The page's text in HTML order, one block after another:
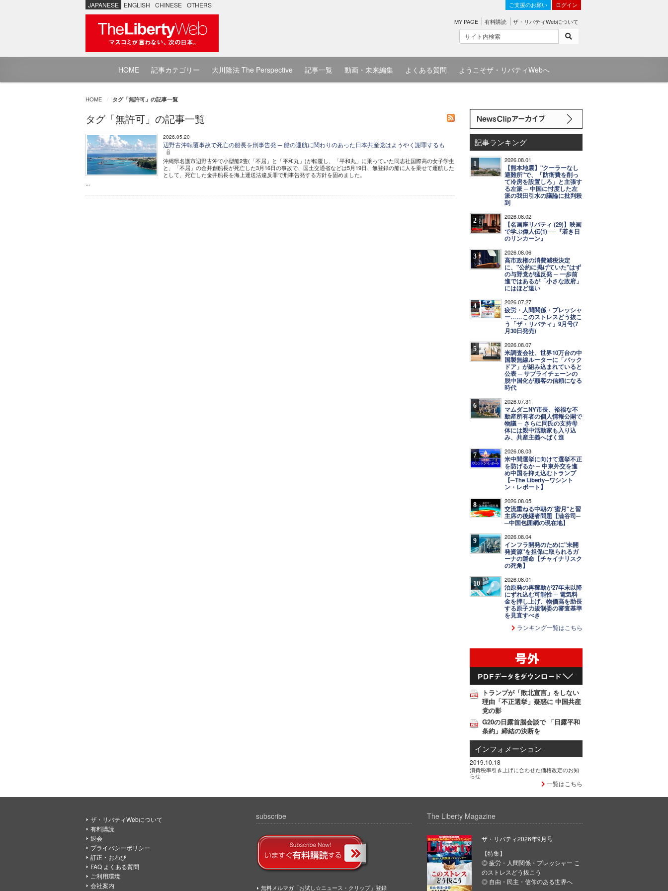
JAPANESE ENGLISH CHINESE OTHERS ご支援のお願い ログイン
MY PAGE 有料購読 ザ・リバティWebについて
HOME 記事カテゴリー 大川隆法 The Perspective 記事一覧 動画・未来編集 よくある質問 ようこそザ・リバティWebへ
HOME タグ「無許可」の記事一覧
タグ「無許可」の記事一覧
2026.05.20
辺野古沖転覆事故で死亡の船長を刑事告発 ─ 船の運航に関わりのあった日本共産党はようやく謝罪するも
沖縄県名護市辺野古沖で小型船2隻(「不屈」と「平和丸」)が転覆し、「平和丸」に乗っていた同志社国際高の女子学生
と、「不屈」の金井創船長が死亡した3月16日の事故で、国土交通省などは5月19日、無登録の船に人を乗せて運航した
として、死亡した金井船長を海上運送法違反罪で刑事告発する方針を固めました。
...
記事ランキング
1 2026.08.01
【熊本地震】"クーラーなし
避難所"で、「防衛費を削っ
て冷房を設置しろ」と主張す
る左派 ─ 中国に忖度した左
派の我田引水の議論に批判殺
到
2 2026.08.02
【名画座リバティ (29)】映画
で学ぶ偉人伝(1)──『若き日
のリンカーン』
3 2026.08.06
高市政権の消費減税決定
に、"公約に掲げていた"はず
の与野党が猛反発 ─ 一歩前
進ではあるが「小さな政府」
にはほど遠い
4 2026.07.27
疲労・人間関係・プレッシャ
ー……このストレスどう抜こ
う「ザ・リバティ」9月号(7
月30日発売)
5 2026.08.07
米調査会社、世界10万台の中
国製無線ルーターに「バック
ドア」が組み込まれていると
公表 ─ サプライチェーンの
脱中国化が顧客の信頼になる
時代
6 2026.07.31
マムダニNY市長、裕福な不
動産所有者の個人情報公開で
物議 ─ さらに同氏の支持母
体には親中活動家も入り込
み、共産主義へばく進
7 2026.08.03
米中間選挙に向けて選挙不正
を防げるか ─ 中東外交を進
め中国を抑え込むトランプ
【─The Liberty─ワシント
ン・レポート】
8 2026.08.05
交流重ねる中朝の"蜜月"と習
主席の後継者問題【澁谷司─
─中国包囲網の現在地】
9 2026.08.04
インフラ開発のために"未開
発資源"を担保に取られるガ
ーナの運命【チャイナリスク
の死角】
10 2026.08.01
泊原発の再稼動が27年末以降
にずれ込む可能性 ─ 電気料
金を押し上げ、物価高を助長
する原子力規制委の審査基準
を見直すべき
ランキング一覧はこちら
トランプが「敗北宣言」をしない
理由「不正選挙」疑惑に 中国共産
党の影
G20の日露首脳会談で 「日露平和
条約」締結の決断を
インフォメーション
2019.10.18
消費税率引き上げに合わせた価格改定のお知
らせ
一覧はこちら
ザ・リバティWebについて
有料購読
退会
プライバシーポリシー
訂正・おわび
FAQ よくある質問
ご利用環境
会社案内
subscribe
無料メルマガ「お試し☆ニュース・クリップ」登録
The Liberty Magazine
ザ・リバティ2026年9月号
【特集】
◎ 疲労・人間関係・プレッシャー こ
のストレスどう抜こう
◎ 自由・民主・信仰のある世界へ